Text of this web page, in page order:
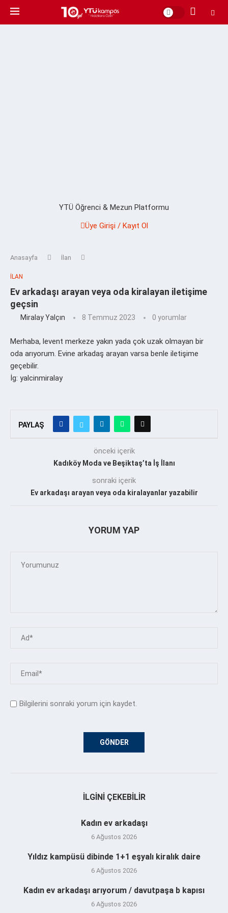
YTÜ Öğrenci & Mezun Platformu
Üye Girişi / Kayıt Ol
Anasayfa İlan
İLAN
Ev arkadaşı arayan veya oda kiralayan iletişime
geçsin
Miralay Yalçın 8 Temmuz 2023 0 yorumlar
Merhaba, levent merkeze yakın yada çok uzak olmayan bir
oda arıyorum. Evine arkadaş arayan varsa benle iletişime
geçebilir.
İg: yalcinmiralay
PAYLAŞ
önceki içerik
Kadıköy Moda ve Beşiktaş’ta İş İlanı
sonraki içerik
Ev arkadaşı arayan veya oda kiralayanlar yazabilir
YORUM YAP
Bilgilerini sonraki yorum için kaydet.
İLGINI ÇEKEBILIR
Kadın ev arkadaşı
6 Ağustos 2026
Yıldız kampüsü dibinde 1+1 eşyalı kiralık daire
6 Ağustos 2026
Kadın ev arkadaşı arıyorum / davutpaşa b kapısı
6 Ağustos 2026